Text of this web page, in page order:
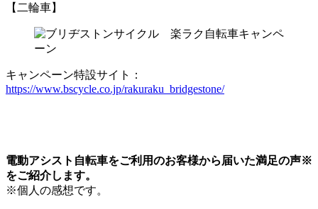
【二輪車】
キャンペーン特設サイト：
https://www.bscycle.co.jp/rakuraku_bridgestone/
電動アシスト自転車をご利用のお客様から届いた満足の声※
をご紹介します。
※個人の感想です。